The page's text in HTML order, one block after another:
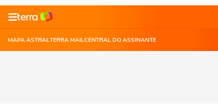
MAPA ASTRALTERRA MAILCENTRAL DO ASSINANTE